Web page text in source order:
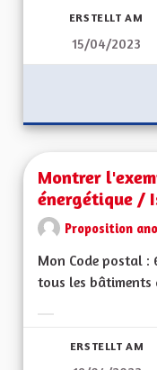
ERSTELLT AM
15/04/2023
Montrer
énergétique /
Proposition
Mon Code postal
tous les bâtiments
ERSTELLT AM